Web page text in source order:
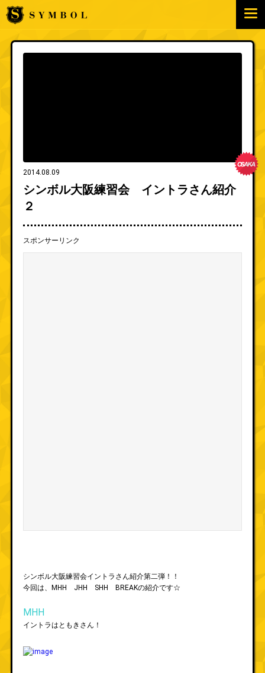
2014.08.09
シンボル大阪練習会 イントラさん紹介
２
スポンサーリンク
シンボル大阪練習会イントラさん紹介第二弾！！
今回は、MHH JHH SHH BREAKの紹介です☆
MHH
イントラはともきさん！